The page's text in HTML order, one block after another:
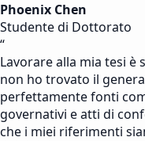
Phoenix Chen
Studente di Dottorato
“
Lavorare alla mia tesi
non ho trovato il
perfettamente fonti
governativi e atti di
che i miei riferimenti